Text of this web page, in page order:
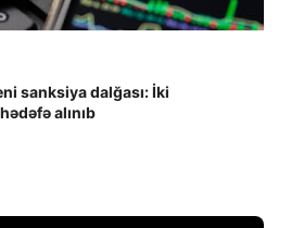
sanksiya dalğası: İki
alınıb